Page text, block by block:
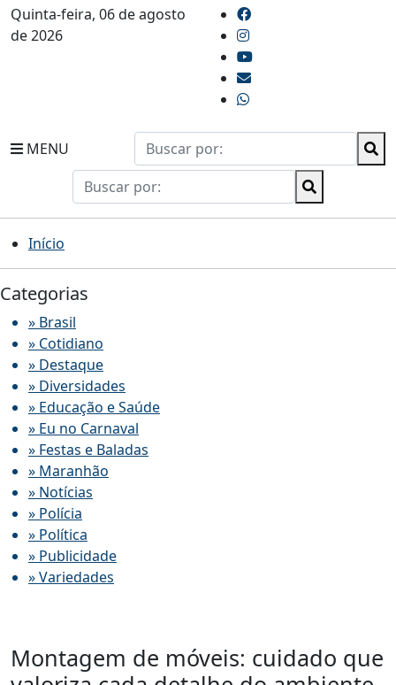
Quinta-feira, 06 de agosto
de 2026
MENU
Início
Categorias
» Brasil
» Cotidiano
» Destaque
» Diversidades
» Educação e Saúde
» Eu no Carnaval
» Festas e Baladas
» Maranhão
» Notícias
» Polícia
» Política
» Publicidade
» Variedades
Montagem de móveis: cuidado que